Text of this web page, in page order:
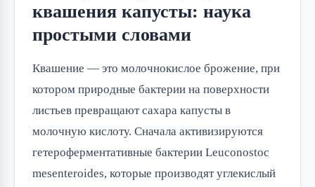
квашения капусты: наука
простыми словами
Квашение — это молочнокислое брожение, при
котором природные бактерии на поверхности
листьев превращают сахара капусты в
молочную кислоту. Сначала активизируются
гетероферментативные бактерии Leuconostoc
mesenteroides, которые производят углекислый